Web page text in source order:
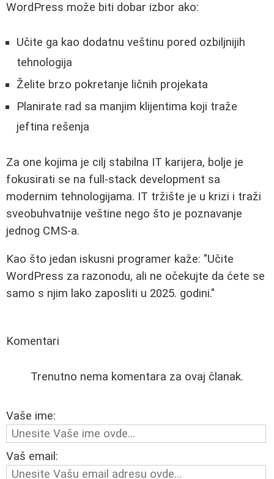
WordPress može biti dobar izbor ako:
Učite ga kao dodatnu veštinu pored ozbiljnijih
tehnologija
Želite brzo pokretanje ličnih projekata
Planirate rad sa manjim klijentima koji traže
jeftina rešenja
Za one kojima je cilj stabilna IT karijera, bolje je
fokusirati se na full-stack development sa
modernim tehnologijama. IT tržište je u krizi i traži
sveobuhvatnije veštine nego što je poznavanje
jednog CMS-a.
Kao što jedan iskusni programer kaže: "Učite
WordPress za razonodu, ali ne očekujte da ćete se
samo s njim lako zaposliti u 2025. godini."
Komentari
Trenutno nema komentara za ovaj članak.
Vaše ime:
Vaš email: